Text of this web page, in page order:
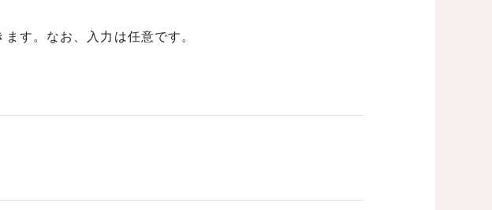
す。なお、入力は任意です。